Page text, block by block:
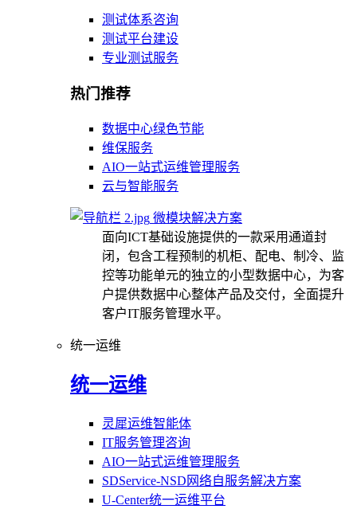
测试体系咨询
测试平台建设
专业测试服务
热门推荐
数据中心绿色节能
维保服务
AIO一站式运维管理服务
云与智能服务
微模块解决方案
面向ICT基础设施提供的一款采用通道封
闭，包含工程预制的机柜、配电、制冷、监
控等功能单元的独立的小型数据中心，为客
户提供数据中心整体产品及交付，全面提升
客户IT服务管理水平。
统一运维
统一运维
灵犀运维智能体
IT服务管理咨询
AIO一站式运维管理服务
SDService-NSD网络自服务解决方案
U-Center统一运维平台